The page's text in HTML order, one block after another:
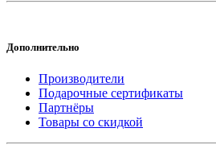
Дополнительно
Производители
Подарочные сертификаты
Партнёры
Товары со скидкой